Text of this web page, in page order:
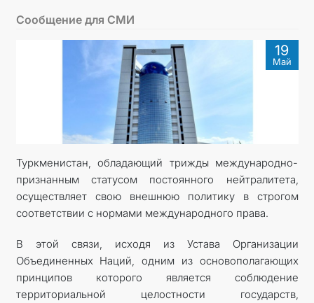
ТУРКМЕНИСТАН
КОНСУЛЬСКИЕ УСЛУГИ
МИД
КОНТАКТНЫЕ ДАННЫЕ
Сообщение для СМИ
19
Май
Туркменистан, обладающий трижды международно-
признанным статусом постоянного нейтралитета,
осуществляет свою внешнюю политику в строгом
соответствии с нормами международного права.
В этой связи, исходя из Устава Организации
Объединенных Наций, одним из основополагающих
принципов которого является соблюдение
территориальной целостности государств,